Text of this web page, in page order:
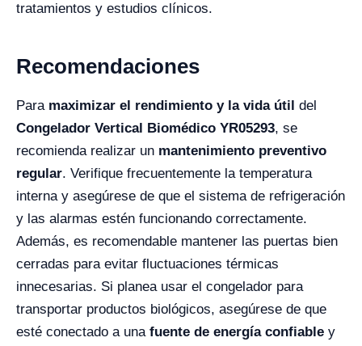
tratamientos y estudios clínicos.
Recomendaciones
Para maximizar el rendimiento y la vida útil del
Congelador Vertical Biomédico YR05293, se
recomienda realizar un mantenimiento preventivo
regular. Verifique frecuentemente la temperatura
interna y asegúrese de que el sistema de refrigeración
y las alarmas estén funcionando correctamente.
Además, es recomendable mantener las puertas bien
cerradas para evitar fluctuaciones térmicas
innecesarias. Si planea usar el congelador para
transportar productos biológicos, asegúrese de que
esté conectado a una fuente de energía confiable y